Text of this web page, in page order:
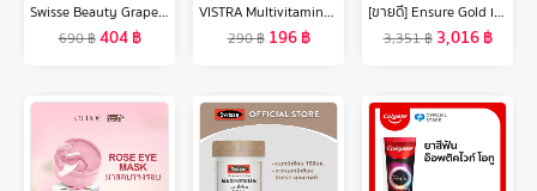
Swisse Beauty Grape Seed 60 TAB สวิสเซ เกรปซีด 60 เม็ด
690฿404฿
VISTRA Multivitamins & Minerals Amino - วิสทร้า มัลติวิตามินและมิเนอรัล(30 เม็ด)
290฿ 196฿
[ขายดี] Ensure Gold เอนชัวร์ โกลด์ กลิ่นวานิลลา 800g 3 กระป๋อง Ensure Gold Vanilla 800g x3
3,351฿ 3,016฿